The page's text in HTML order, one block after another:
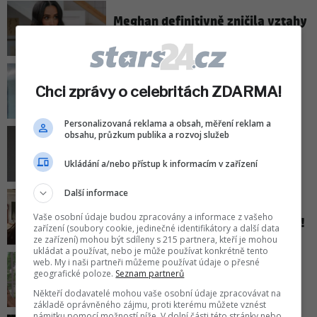
Meghan definitivně zničila vztahy
Bratr Angeliny Jolie vystoupil s
překvapivým přiznáním!
Zendaya a Tom Holland
svatby. Za půl milionu dolarů!
Manželka Bruce Willise otevřeně
promluvila o svých pocitech viny!
Překvapivé přiznání Whoopi
Goldbergové: Do nejslavnějších
rolí ji původně vůbec nechtěli!
Chci zprávy o celebritách ZDARMA!
Personalizovaná reklama a obsah, měření reklam a
obsahu, průzkum publika a rozvoj služeb
Ukládání a/nebo přístup k informacím v zařízení
Další informace
Vaše osobní údaje budou zpracovány a informace z vašeho
zařízení (soubory cookie, jedinečné identifikátory a další data
ze zařízení) mohou být sdíleny s 215 partnera, kteří je mohou
ukládat a používat, nebo je může používat konkrétně tento
web. My i naši partneři můžeme používat údaje o přesné
geografické poloze. Seznam partnerů
Někteří dodavatelé mohou vaše osobní údaje zpracovávat na
základě oprávněného zájmu, proti kterému můžete vznést